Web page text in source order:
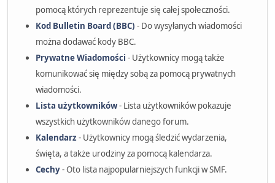
pomocą których reprezentuje się całej społeczności.
Kod Bulletin Board (BBC) - Do wysyłanych wiadomości
można dodawać kody BBC.
Prywatne Wiadomości - Użytkownicy mogą także
komunikować się między sobą za pomocą prywatnych
wiadomości.
Lista użytkowników- Lista użytkowników pokazuje
wszystkich użytkowników danego forum.
Kalendarz - Użytkownicy mogą śledzić wydarzenia,
święta, a także urodziny za pomocą kalendarza.
Cechy- Oto lista najpopularniejszych funkcji w SMF.